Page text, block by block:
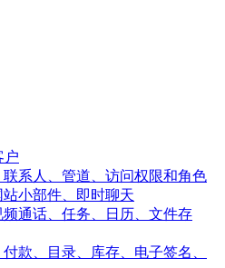
户
系人、管道、访问权限和角色
小部件、即时聊天
通话、任务、日历、文件存
款、目录、库存、电子签名、